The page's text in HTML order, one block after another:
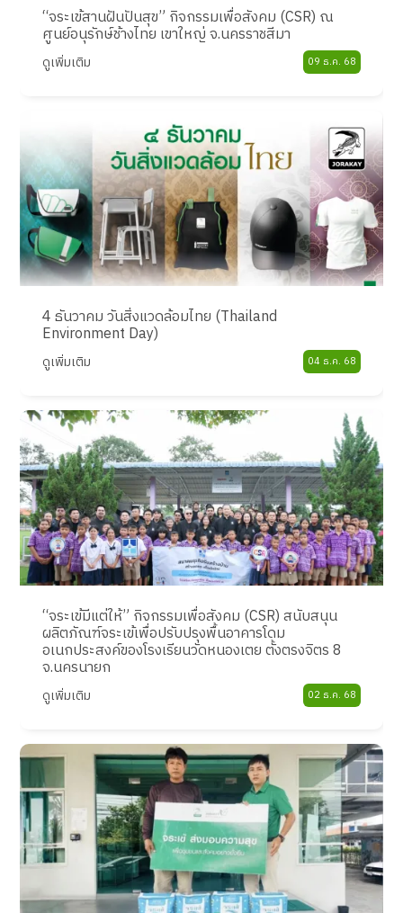
“จระเข้สานฝันปันสุข” กิจกรรมเพื่อสังคม (CSR) ณ
ศูนย์อนุรักษ์ช้างไทย เขาใหญ่ จ.นครราชสีมา
ดูเพิ่มเติม 09 ธ.ค. 68
4 ธันวาคม วันสิ่งแวดล้อมไทย (Thailand
Environment Day)
ดูเพิ่มเติม 04 ธ.ค. 68
“จระเข้มีแต่ให้” กิจกรรมเพื่อสังคม (CSR) สนับสนุน
ผลิตภัณฑ์จระเข้เพื่อปรับปรุงพื้นอาคารโดม
อเนกประสงค์ของโรงเรียนวัดหนองเตย ตั้งตรงจิตร 8
จ.นครนายก
ดูเพิ่มเติม 02 ธ.ค. 68